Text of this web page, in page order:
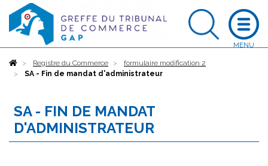
AccueilRegistre du Commerce
formulaire modification 2
SA - Fin de mandat d'administrateur
SA - FIN DE MANDAT
D'ADMINISTRATEUR